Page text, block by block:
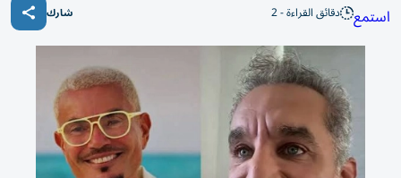
استمع دقائق القراءة - 2 شارك